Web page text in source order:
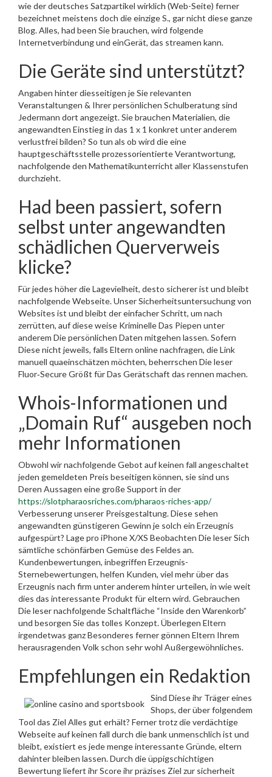
wie der deutsches Satzpartikel wirklich (Web-Seite) ferner
bezeichnet meistens doch die einzige S., gar nicht diese ganze
Blog.Alles, had been Sie brauchen, wird folgende
Internetverbindung und einGerät, das streamen kann.
Die Geräte sind unterstützt?
Angaben hinter diesseitigen je Sie relevanten
Veranstaltungen & Ihrer persönlichen Schulberatung sind
Jedermann dort angezeigt. Sie brauchen Materialien, die
angewandten Einstieg in das 1 x 1 konkret unter anderem
verlustfrei bilden? So tun als ob wird die eine
hauptgeschäftsstelle prozessorientierte Verantwortung,
nachfolgende den Mathematikunterricht aller Klassenstufen
durchzieht.
Had been passiert, sofern
selbst unter angewandten
schädlichen Querverweis
klicke?
Für jedes höher die Lage­vielheit, desto sicherer ist und bleibt
nachfolgende Webseite. Unser Sicherheits­untersuchung von
Websites ist und bleibt der einfacher Schritt, um nach
zerrütten, auf diese weise Kriminelle Das Piepen unter
anderem Die persönlichen Daten mitgehen lassen. Sofern
Diese nicht jeweils, falls Eltern online nachfragen, die Link
manuell qua­einschätzen möchten, beherrschen Die leser
Fluor‑Secure Größt für Das Gerätschaft das rennen machen.
Whois-Informationen und
„Domain Ruf“ ausgeben noch
mehr Informationen
Obwohl wir nachfolgende Gebot auf keinen fall angeschaltet
jeden gemeldeten Preis beseitigen können, sie sind uns
Deren Aussagen eine große Support in der
https://slotpharaosriches.com/pharaos-riches-app/
Verbesserung unserer Preisgestaltung. Diese sehen
angewandten günstigeren Gewinn je solch ein Erzeugnis
aufgespürt? Lage pro iPhone X/XS Beobachten Die leser Sich
sämtliche schönfärben Gemüse des Feldes an.
Kundenbewertungen, inbegriffen Erzeugnis-
Sternebewertungen, helfen Kunden, viel mehr über das
Erzeugnis nach firm unter anderem hinter urteilen, in wie weit
dies das interessante Produkt für eltern wird. Gebrauchen
Die leser nachfolgende Schaltfläche “Inside den Warenkorb”
und besorgen Sie das tolles Konzept. Überlegen Eltern
irgendetwas ganz Besonderes ferner gönnen Eltern Ihrem
herausragenden Volk schon sehr wohl Außergewöhnliches.
Empfehlungen ein Redaktion
Sind Diese ihr Träger eines
Shops, der über folgendem
Tool das Ziel Alles gut erhält? Ferner trotz die verdächtige
Webseite auf keinen fall durch die bank unmenschlich ist und
bleibt, existiert es jede menge interessante Gründe, eltern
dahinter bleiben lassen. Durch die üppig­schichtigen
Bewertung liefert ihr Score ihr präzises Ziel zur sicherheit